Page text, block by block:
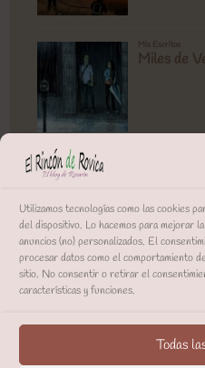
Utilizamos tecnologías como las cookies
del dispositivo. Lo hacemos para mejorar
anuncios (no) personalizados. El
procesar datos como el comportamiento
sitio. No consentir o retirar el
características y funciones.
Todas